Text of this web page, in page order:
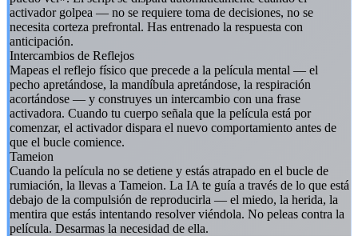
activador golpea — no se requiere toma de decisiones, no se
necesita corteza prefrontal. Has entrenado la respuesta con
anticipación.
Intercambios de Reflejos
Mapeas el reflejo físico que precede a la película mental — el
pecho apretándose, la mandíbula apretándose, la respiración
acortándose — y construyes un intercambio con una frase
activadora. Cuando tu cuerpo señala que la película está por
comenzar, el activador dispara el nuevo comportamiento antes de
que el bucle comience.
Tameion
Cuando la película no se detiene y estás atrapado en el bucle de
rumiación, la llevas a Tameion. La IA te guía a través de lo que está
debajo de la compulsión de reproducirla — el miedo, la herida, la
mentira que estás intentando resolver viéndola. No peleas contra la
película. Desarmas la necesidad de ella.